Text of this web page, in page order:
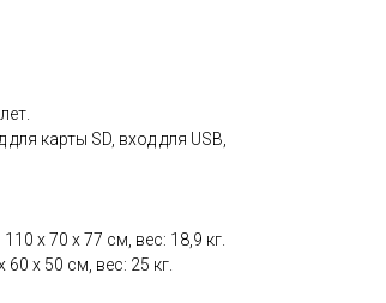
карты SD, вход для USB,
х 70 х 77 см, вес: 18,9 кг.
х 50 см, вес: 25 кг.